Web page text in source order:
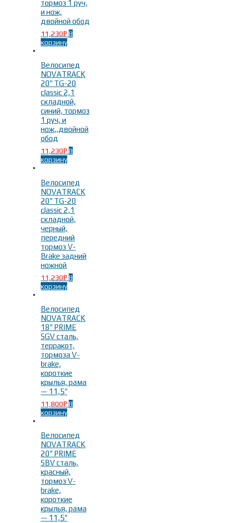
тормоз 1 руч,
и нож,
двойной обод
11,230Р В
корзину
Велосипед
NOVATRACK
20″ TG-20
classic 2,1
складной,
синий, тормоз
1 руч, и
нож,,двойной
обод
11,230Р В
корзину
Велосипед
NOVATRACK
20″ TG-20
classic 2,1
складной,
черный,
передний
тормоз V-
Brake задний
ножной
11,230Р В
корзину
Велосипед
NOVATRACK
18″ PRIME
SGV сталь,
терракот,
тормоза V-
brake,
короткие
крылья, рама
— 11,5″
11,800Р В
корзину
Велосипед
NOVATRACK
20″ PRIME
SBV сталь,
красный,
тормоз V-
brake,
короткие
крылья, рама
— 11,5″